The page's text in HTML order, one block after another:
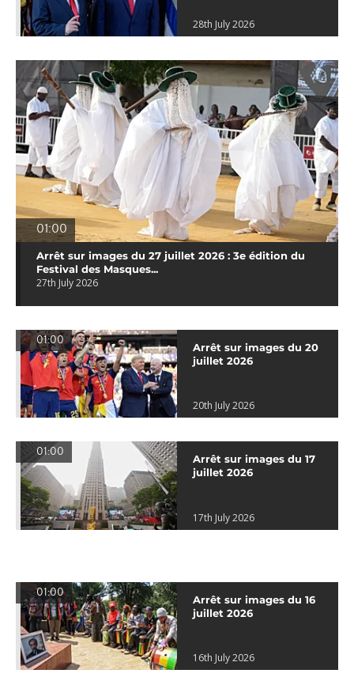
28th July 2026
01:00
Arrêt sur images du 27 juillet 2026 : 3e édition du
Festival des Masques...
27th July 2026
01:00
Arrêt sur images du 20
juillet 2026
20th July 2026
01:00
Arrêt sur images du 17
juillet 2026
17th July 2026
01:00
Arrêt sur images du 16
juillet 2026
16th July 2026